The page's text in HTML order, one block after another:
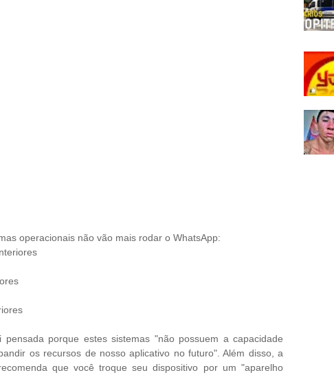
operacionais não vão mais rodar o WhatsApp:
porque estes sistemas "não possuem a capacidade
os recursos de nosso aplicativo no futuro". Além disso, a
que você troque seu dispositivo por um "aparelho